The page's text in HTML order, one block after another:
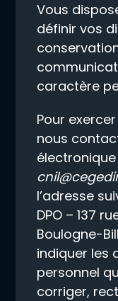
Vous
définir vos
caractère
Pour
nous
électronique
l’adresse
DPO – 137
Boulogne-
indiquer les
personnel
corriger,